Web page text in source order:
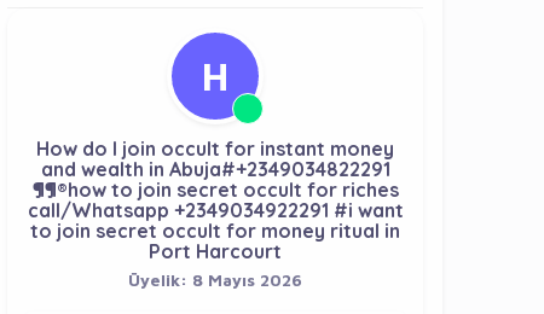
H
How do I join occult for instant money
and wealth in Abuja#+2349034822291
¶¶®how to join secret occult for riches
call/Whatsapp +2349034922291 #i want
to join secret occult for money ritual in
Port Harcourt
Üyelik: 8 Mayıs 2026